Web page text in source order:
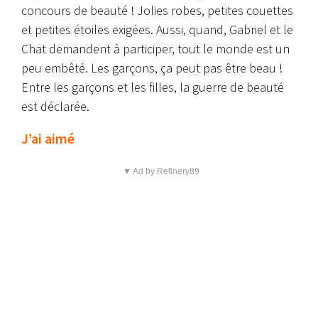
concours de beauté ! Jolies robes, petites couettes
et petites étoiles exigées. Aussi, quand, Gabriel et le
Chat demandent à participer, tout le monde est un
peu embêté. Les garçons, ça peut pas être beau !
Entre les garçons et les filles, la guerre de beauté
est déclarée.
J’ai aimé
▼ Ad by Refinery89